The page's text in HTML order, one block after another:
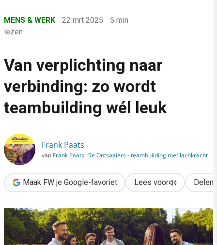
›
Mens & Werk
›
Van verplichting naar verbinding: zo wordt teambuilding wél
MENS & WERK 22 mrt 2025
5 min
lezen
Van verplichting naar
verbinding: zo wordt
teambuilding wél leuk
Frank Paats
van Frank Paats, De Ontsaaiers - teambuilding met lachkracht
Maak FW je Google-favoriet Lees voor Delen